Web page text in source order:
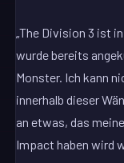
„The Division 3 ist
wurde bereits
Monster. Ich kann
innerhalb dieser
an etwas, das
Impact haben wird